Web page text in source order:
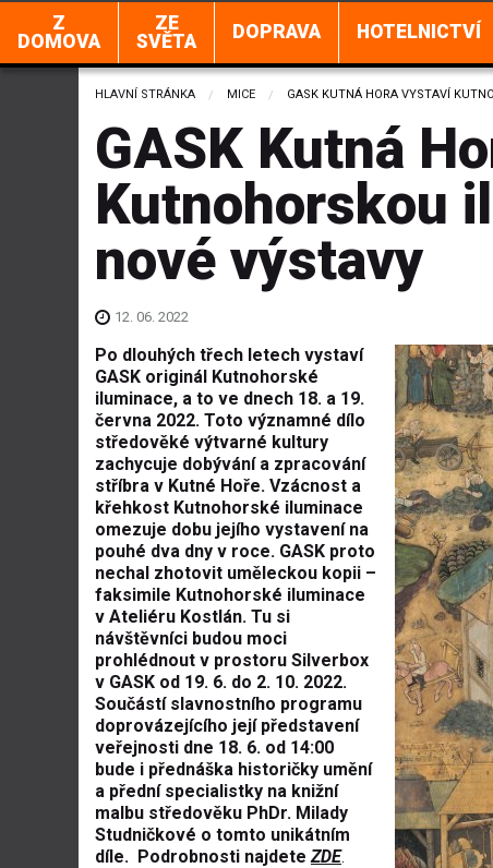
Z
DOMOVA
ZE
SVĚTA
DOPRAVA HOTELNICTVÍ
HLAVNÍ STRÁNKA MICE CURRENT:
GASK KUTNÁ HORA VYSTAVÍ
GASK Kutná
Kutnohorskou
nové výstavy
12. 06. 2022
Po dlouhých třech letech vystaví
GASK originál Kutnohorské
iluminace, a to ve dnech 18. a 19.
června 2022. Toto významné dílo
středověké výtvarné kultury
zachycuje dobývání a zpracování
stříbra v Kutné Hoře. Vzácnost a
křehkost Kutnohorské iluminace
omezuje dobu jejího vystavení na
pouhé dva dny v roce. GASK proto
nechal zhotovit uměleckou kopii –
faksimile Kutnohorské iluminace
v Ateliéru Kostlán. Tu si
návštěvníci budou moci
prohlédnout v prostoru Silverbox
v GASK od 19. 6. do 2. 10. 2022.
Součástí slavnostního programu
doprovázejícího její představení
veřejnosti dne 18. 6. od 14:00
bude i přednáška historičky umění
a přední specialistky na knižní
malbu středověku PhDr. Milady
Studničkové o tomto unikátním
díle. Podrobnosti najdeteZDE.